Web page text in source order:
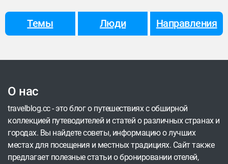
каждого с его творческими силами». По сути,
Burning Man – это подобие кочующего города, в
Темы Люди Направления
О нас
travelblog.cc - это блог о путешествиях с обширной
коллекцией путеводителей и статей о различных странах и
городах. Вы найдете советы, информацию о лучших
местах для посещения и местных традициях. Сайт также
предлагает полезные статьи о бронировании отелей,